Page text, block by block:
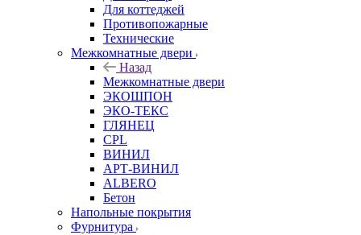
Для коттеджей
Противопожарные
Технические
Межкомнатные двери
Назад
Межкомнатные двери
ЭКОШПОН
ЭКО-ТЕКС
ГЛЯНЕЦ
CPL
ВИНИЛ
АРТ-ВИНИЛ
ALBERO
Бетон
Напольные покрытия
Фурнитура